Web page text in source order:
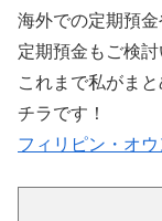
海外での定期預
定期預金もご検
これまで私がま
チラです！
フィリピン・オ